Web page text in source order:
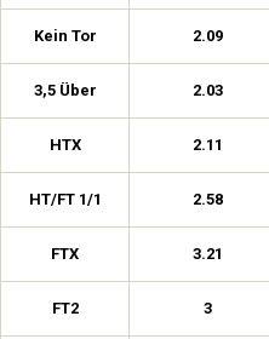
Kein Tor 2.09
3,5 Über 2.03
HTX 2.11
HT/FT 1/1 2.58
FTX 3.21
FT2 3